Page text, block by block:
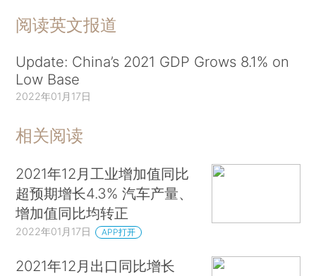
阅读英文报道
Update: China’s 2021 GDP Grows 8.1% on
Low Base
2022年01月17日
相关阅读
2021年12月工业增加值同比
超预期增长4.3% 汽车产量、
增加值同比均转正
2022年01月17日 APP打开
2021年12月出口同比增长